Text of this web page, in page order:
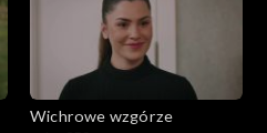
Wichrowe wzgórze